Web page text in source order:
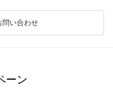
問い合わせ
ーン